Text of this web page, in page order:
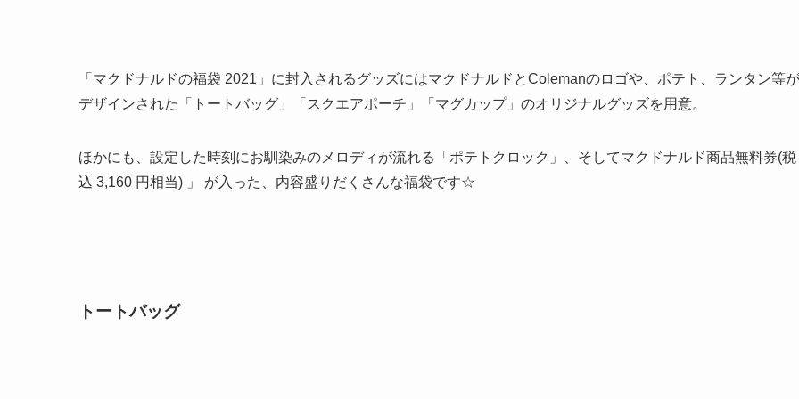
「マクドナルドの福袋 2021」に封入されるグッズにはマクドナルドとColemanのロゴや、ポテト、ランタン等が
デザインされた「トートバッグ」「スクエアポーチ」「マグカップ」のオリジナルグッズを用意。
ほかにも、設定した時刻にお馴染みのメロディが流れる「ポテトクロック」、そしてマクドナルド商品無料券(税
込 3,160 円相当) 」 が入った、内容盛りだくさんな福袋です☆
トートバッグ